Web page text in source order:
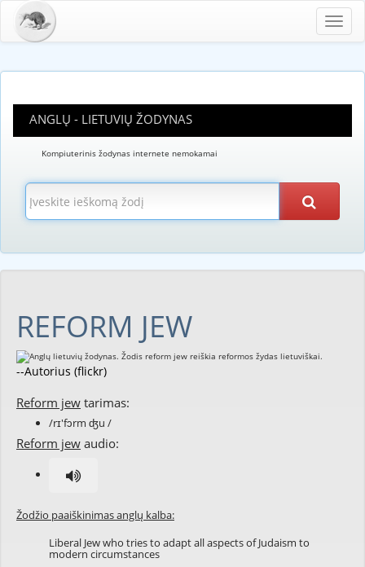
ANGLŲ - LIETUVIŲ ŽODYNAS
Kompiuterinis žodynas internete nemokamai
REFORM JEW
--Autorius (flickr)
Reform jew tarimas:
/rɪ'fɔrm ʤu /
Reform jew audio:
Žodžio paaiškinimas anglų kalba:
Liberal Jew who tries to adapt all aspects of Judaism to
modern circumstances